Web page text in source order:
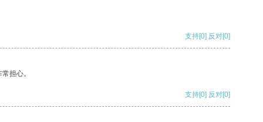
支持[0] 反对[0]
担心。
支持[0] 反对[0]